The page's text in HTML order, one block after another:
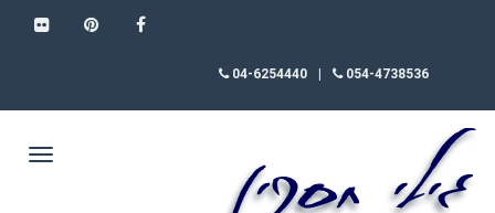
054-4738536
04-6254440